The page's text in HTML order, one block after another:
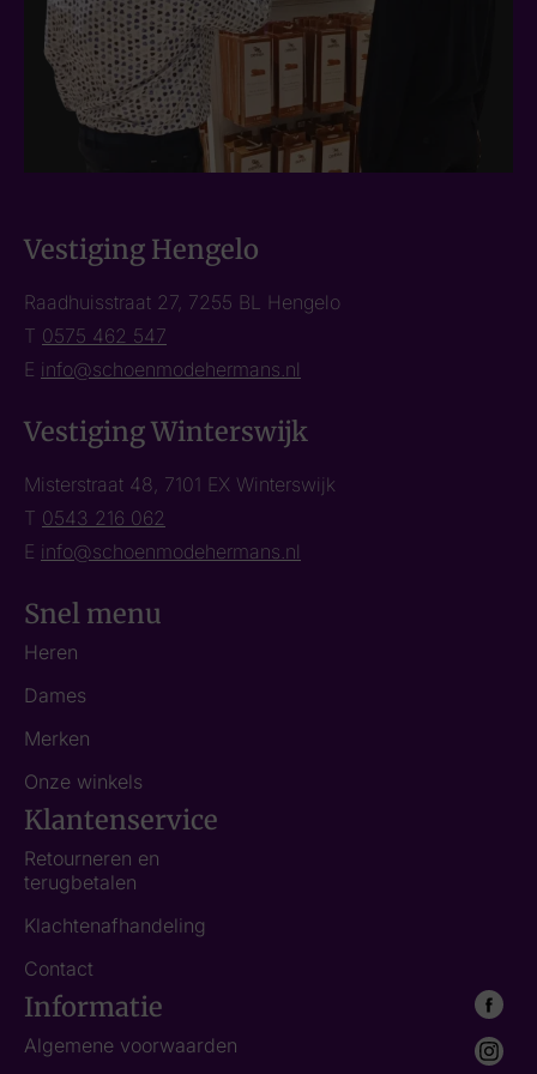
Vestiging Hengelo
Raadhuisstraat 27, 7255 BL Hengelo
T 0575 462 547
E info@schoenmodehermans.nl
Vestiging Winterswijk
Misterstraat 48, 7101 EX Winterswijk
T 0543 216 062
E info@schoenmodehermans.nl
Snel menu
Heren
Dames
Merken
Onze winkels
Klantenservice
Retourneren en
terugbetalen
Klachtenafhandeling
Contact
Informatie
Algemene voorwaarden